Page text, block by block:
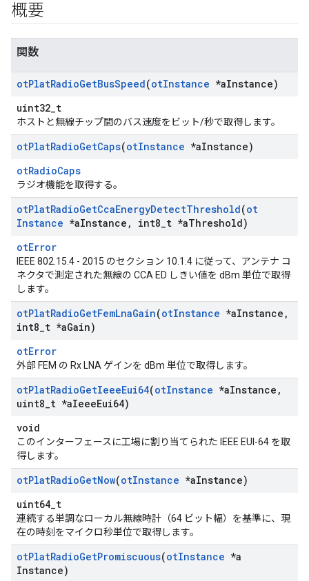
概要
関数
otPlatRadioGetBusSpeed(otInstance *aInstance)
uint32_t
ホストと無線チップ間のバス速度をビット/秒で取得します。
otPlatRadioGetCaps(otInstance *aInstance)
otRadioCaps
ラジオ機能を取得する。
otPlatRadioGetCcaEnergyDetectThreshold(ot
Instance *aInstance , int8 t *aThreshold)
otError
IEEE 802.15.4 - 2015 のセクション 10.1.4 に従って、アンテナ コ
ネクタで測定された無線の CCA ED しきい値を dBm 単位で取得
します。
otPlatRadioGetFemLnaGain(otInstance *aInstance ,
int8 t *aGain)
otError
外部 FEM の Rx LNA ゲインを dBm 単位で取得します。
otPlatRadioGetIeeeEui64(otInstance *aInstance ,
uint8 t *aIeeeEui64)
void
このインターフェースに工場に割り当てられた IEEE EUI-64 を取
得します。
otPlatRadioGetNow(otInstance *aInstance)
uint64_t
連続する単調なローカル無線時計（64 ビット幅）を基準に、現
在の時刻をマイクロ秒単位で取得します。
otPlatRadioGetPromiscuous(otInstance *a
Instance)